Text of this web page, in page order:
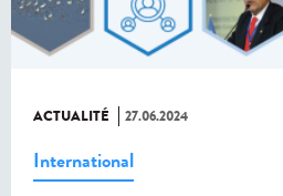
ACTUALITÉ 27.06.2024
International